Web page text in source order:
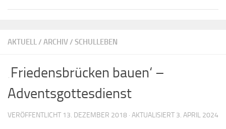
AKTUELL/ ARCHIV/ SCHULLEBEN
‚Friedensbrücken bauen‘ –
Adventsgottesdienst
VERÖFFENTLICHT 13. DEZEMBER 2018 · AKTUALISIERT 3. APRIL 2024